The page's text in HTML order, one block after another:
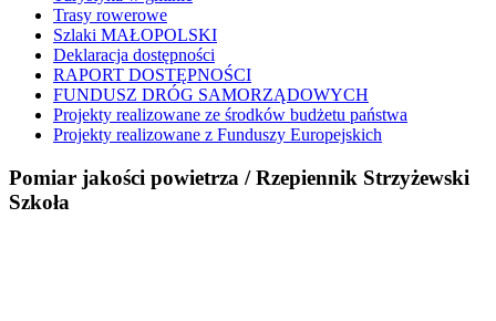
Trasy rowerowe
Szlaki MAŁOPOLSKI
Deklaracja dostępności
RAPORT DOSTĘPNOŚCI
FUNDUSZ DRÓG SAMORZĄDOWYCH
Projekty realizowane ze środków budżetu państwa
Projekty realizowane z Funduszy Europejskich
Pomiar jakości powietrza / Rzepiennik Strzyżewski
Szkoła